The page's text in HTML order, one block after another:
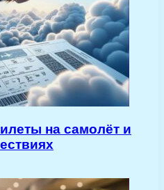
на самолёт и